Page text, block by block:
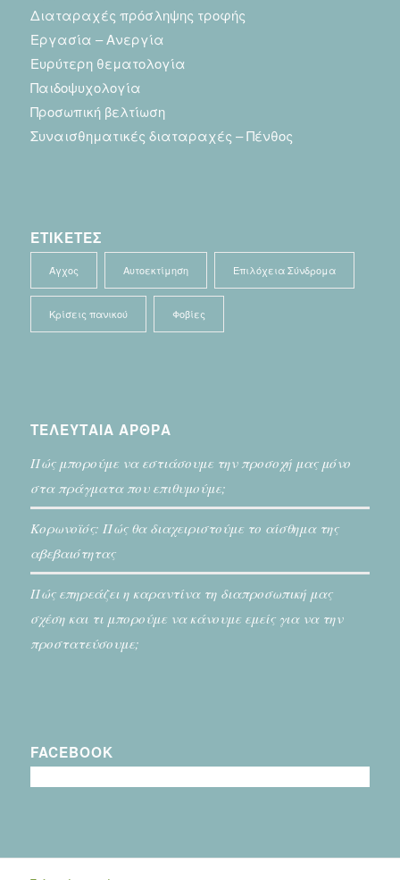
Διαταραχές πρόσληψης τροφής
Εργασία – Ανεργία
Ευρύτερη θεματολογία
Παιδοψυχολογία
Προσωπική βελτίωση
Συναισθηματικές διαταραχές – Πένθος
ΕΤΙΚΕΤΕΣ
Άγχος Αυτοεκτίμηση Επιλόχεια Σύνδρομα
Κρίσεις πανικού Φοβίες
ΤΕΛΕΥΤΑΙΑ ΑΡΘΡΑ
Πώς μπορούμε να εστιάσουμε την προσοχή μας μόνο
στα πράγματα που επιθυμούμε;
Κορωνοϊός: Πώς θα διαχειριστούμε το αίσθημα της
αβεβαιότητας
Πώς επηρεάζει η καραντίνα τη διαπροσωπική μας
σχέση και τι μπορούμε να κάνουμε εμείς για να την
προστατεύσουμε;
FACEBOOK